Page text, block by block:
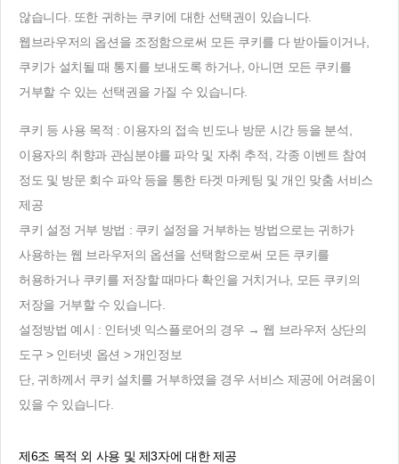
않습니다. 또한 귀하는 쿠키에 대한 선택권이 있습니다.
웹브라우저의 옵션을 조정함으로써 모든 쿠키를 다 받아들이거나,
쿠키가 설치될 때 통지를 보내도록 하거나, 아니면 모든 쿠키를
거부할 수 있는 선택권을 가질 수 있습니다.
쿠키 등 사용 목적 : 이용자의 접속 빈도나 방문 시간 등을 분석,
이용자의 취향과 관심분야를 파악 및 자취 추적, 각종 이벤트 참여
정도 및 방문 회수 파악 등을 통한 타겟 마케팅 및 개인 맞춤 서비스
제공
쿠키 설정 거부 방법 : 쿠키 설정을 거부하는 방법으로는 귀하가
사용하는 웹 브라우저의 옵션을 선택함으로써 모든 쿠키를
허용하거나 쿠키를 저장할 때마다 확인을 거치거나, 모든 쿠키의
저장을 거부할 수 있습니다.
설정방법 예시 : 인터넷 익스플로어의 경우 → 웹 브라우저 상단의
도구 > 인터넷 옵션 > 개인정보
단, 귀하께서 쿠키 설치를 거부하였을 경우 서비스 제공에 어려움이
있을 수 있습니다.
제6조 목적 외 사용 및 제3자에 대한 제공